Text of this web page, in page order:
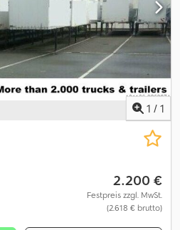
1 / 1
2.200 €
Festpreis zzgl. MwSt.
(2.618 € brutto)